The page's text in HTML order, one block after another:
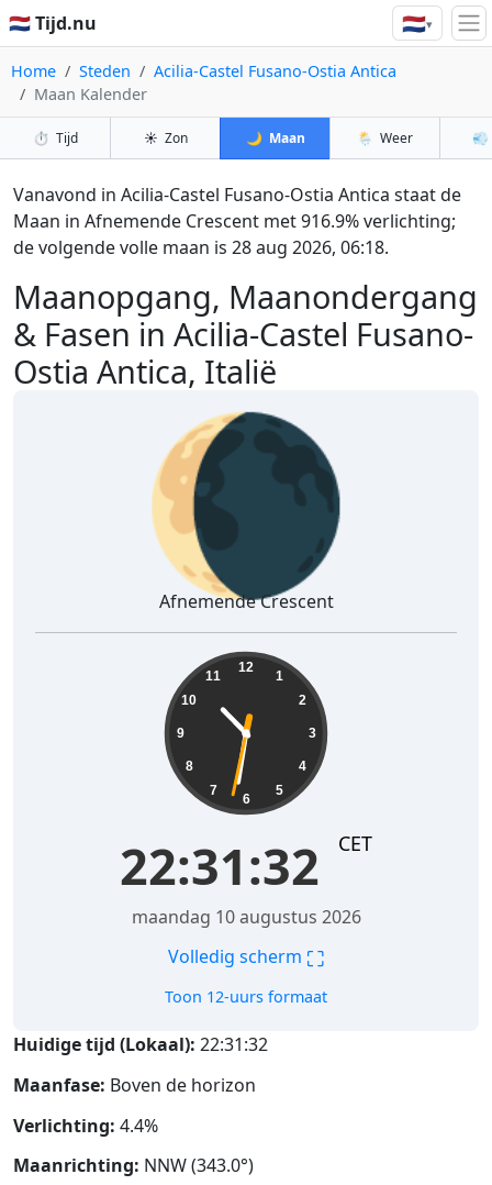
🇳🇱 Tijd.nu 🇳🇱▾
Home Steden
Acilia-Castel Fusano-Ostia Antica
Maan Kalender
⏱️ Tijd ☀️ Zon 🌙 Maan 🌦️ Weer 💨
Maanopgang, Maanondergang
& Fasen in Acilia-Castel Fusano-
Ostia Antica, Italië
Vanavond in Acilia-Castel Fusano-Ostia Antica staat de
Maan in Afnemende Crescent met 916.9% verlichting;
de volgende volle maan is 28 aug 2026, 06:18.
🌘
Afnemende Crescent
12
1
2
3
4
5
6
7
8
9
10
11
22:31:33 CET
maandag 10 augustus 2026
Volledig scherm ⛶
Toon 12-uurs formaat
Huidige tijd (Lokaal): 22:31:33
Maanfase: Boven de horizon
Verlichting: 4.4%
Maanrichting: NNW (343.0°)